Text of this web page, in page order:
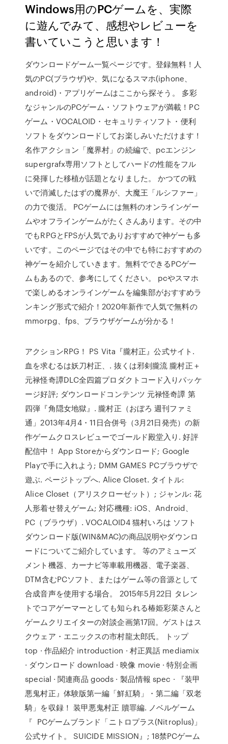
Windows用のPCゲームを、実際
に遊んでみて、感想やレビューを
書いていこうと思います！
ダウンロードゲーム一覧ページです。登録無料！人
気のPC(ブラウザ)や、気になるスマホ(iphone、
android)・アプリゲームはここから探そう。 多彩
なジャンルのPCゲーム・ソフトウェアが満載！PC
ゲーム・VOCALOID・セキュリティソフト・便利
ソフトをダウンロードしてお楽しみいただけます！
名作アクション「魔界村」の続編で、pcエンジン
supergrafx専用ソフトとしてハードの性能をフル
に発揮した移植が話題となりました。 かつての戦
いで消滅したはずの魔界が、大魔王「ルシファー」
の力で復活。 PCゲームには無料のオンラインゲー
ムやオフラインゲームがたくさんあります。その中
でもRPGとFPSが人気でありおすすめで神ゲーも多
いです。このページではその中でも特におすすめの
神ゲーを紹介していきます。無料でできるPCゲー
ムもあるので、参考にしてください。 pcやスマホ
で楽しめるオンラインゲームを編集部がおすすめラ
ンキング形式で紹介！2020年新作で人気で無料の
mmorpg、fps、ブラウザゲームが分かる！
アクションRPG！ PS Vita『朧村正』公式サイト.
血を求むるは妖刀村正、. 抜くは邪剣朧流 朧村正＋
元禄怪奇譚DLC全四篇プロダクトコード入りパッケ
ージ好評; ダウンロードコンテンツ 元禄怪奇譚 第
四弾『角隠女地獄』. 朧村正（おぼろ 週刊ファミ
通」2013年4月4・11日合併号（3月21日発売）の新
作ゲームクロスレビューでゴールド殿堂入り. 好評
配信中！ App Storeからダウンロード; Google
Playで手に入れよう; DMM GAMES PCブラウザで
遊ぶ. ページトップへ. Alice Closet. タイトル:
Alice Closet（アリスクローゼット）; ジャンル: 花
人形着せ替えゲーム; 対応機種: iOS、Android、
PC（ブラウザ）. VOCALOID4 猫村いろは ソフト
ダウンロード版(WIN&MAC)の商品説明やダウンロ
ードについてご紹介しています。 等のアミューズ
メント機器、カーナビ等車載用機器、電子楽器、
DTM含むPCソフト、またはゲーム等の音源として
合成音声を使用する場合。 2015年5月22日 タレン
トでコアゲーマーとしても知られる椿姫彩菜さんと
ゲームクリエイターの対談企画第17回。ゲストはス
クウェア・エニックスの市村龍太郎氏。 トップ
top · 作品紹介 introduction · 村正異話 mediamix
· ダウンロード download · 映像 movie · 特別企画
special · 関連商品 goods · 製品情報 spec · 『装甲
悪鬼村正』体験版第一編「鮮紅騎」・第二編「双老
騎」を収録！ 装甲悪鬼村正 贖罪編. ノベルゲーム
『 PCゲームブランド「ニトロプラス(Nitroplus)」
公式サイト。 SUICIDE MISSION』; 18禁PCゲーム